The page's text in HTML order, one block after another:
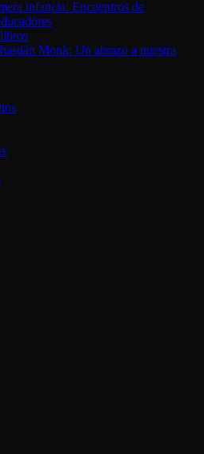
infancia: Encuentros de
Monk: Un abrazo a nuestra